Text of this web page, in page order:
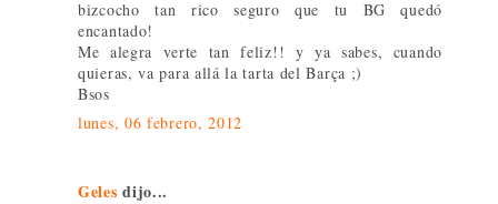
bizcocho tan rico seguro que tu BG quedó
encantado!
Me alegra verte tan feliz!! y ya sabes, cuando
quieras, va para allá la tarta del Barça ;)
Bsos
lunes, 06 febrero, 2012
Geles dijo...